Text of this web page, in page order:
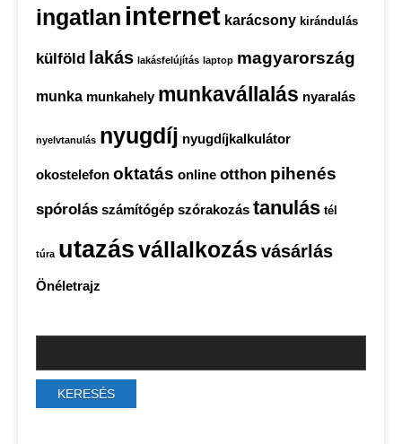
ingatlan internet karácsony kirándulás
külföld lakás lakásfelújítás laptop magyarország
munka munkahely munkavállalás nyaralás
nyelvtanulás nyugdíj nyugdíjkalkulátor
okostelefon oktatás online otthon pihenés
spórolás számítógép szórakozás tanulás tél
túra utazásvállalkozás vásárlás
Önéletrajz